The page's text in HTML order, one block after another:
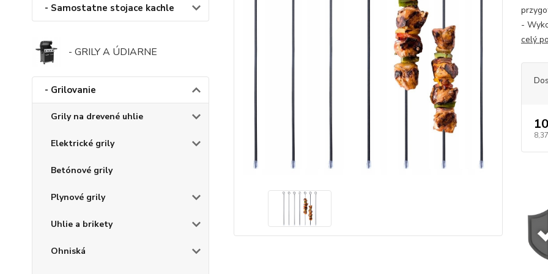
- Samostatne stojace kachle
- GRILY A ÚDIARNE
- Grilovanie
Grily na drevené uhlie
Elektrické grily
Betónové grily
Plynové grily
Uhlie a brikety
Ohniská
-
celý